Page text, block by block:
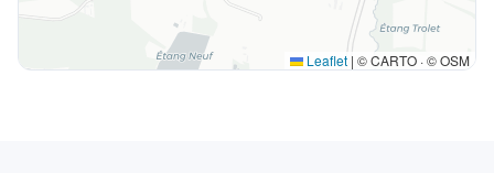
Leaflet | © CARTO · © OSM